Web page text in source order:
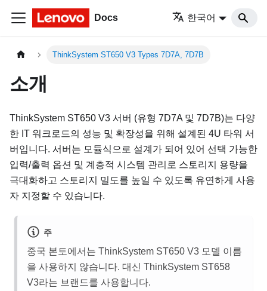
Docs 한국어
ThinkSystem ST650 V3 Types 7D7A, 7D7B
소개
ThinkSystem ST650 V3 서버 (유형 7D7A 및 7D7B)는 다양
한 IT 워크로드의 성능 및 확장성을 위해 설계된 4U 타워 서
버입니다. 서버는 모듈식으로 설계가 되어 있어 선택 가능한
입력/출력 옵션 및 계층적 시스템 관리로 스토리지 용량을
극대화하고 스토리지 밀도를 높일 수 있도록 유연하게 사용
자 지정할 수 있습니다.
주
중국 본토에서는 ThinkSystem ST650 V3 모델 이름
을 사용하지 않습니다. 대신 ThinkSystem ST658
V3라는 브랜드를 사용합니다.